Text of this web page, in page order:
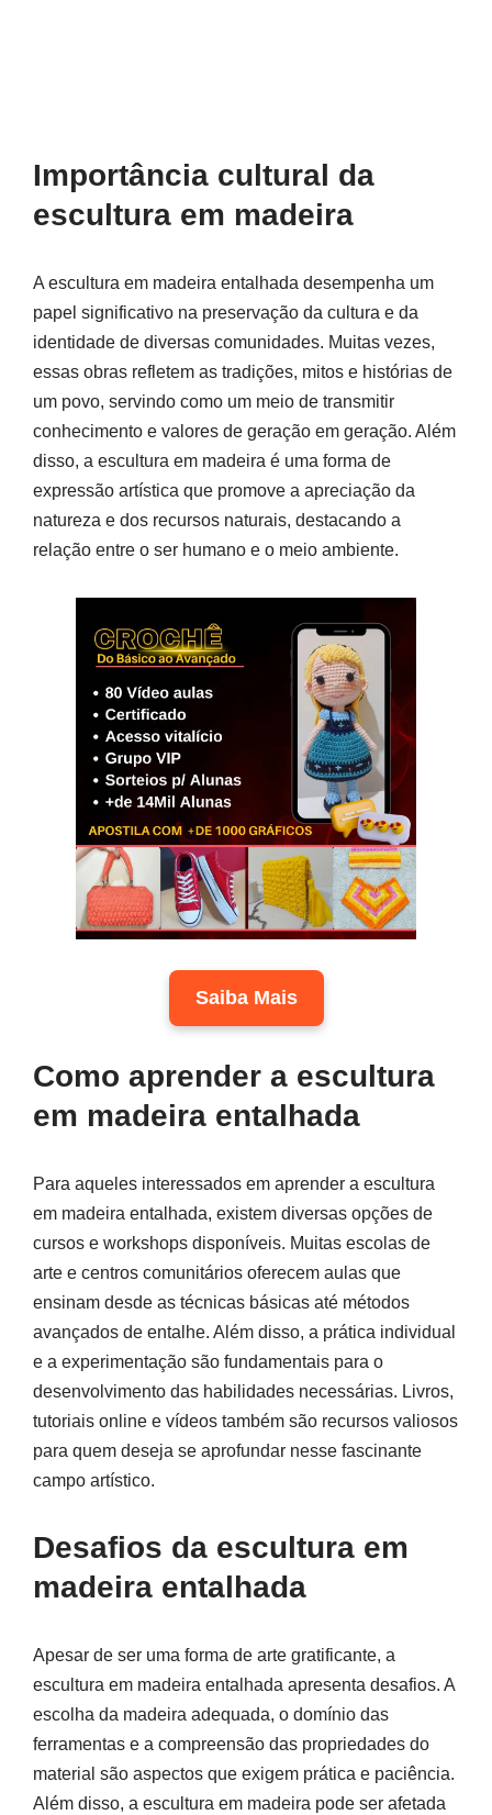
Importância cultural da
escultura em madeira
A escultura em madeira entalhada desempenha um
papel significativo na preservação da cultura e da
identidade de diversas comunidades. Muitas vezes,
essas obras refletem as tradições, mitos e histórias de
um povo, servindo como um meio de transmitir
conhecimento e valores de geração em geração. Além
disso, a escultura em madeira é uma forma de
expressão artística que promove a apreciação da
natureza e dos recursos naturais, destacando a
relação entre o ser humano e o meio ambiente.
Saiba Mais
Como aprender a escultura
em madeira entalhada
Para aqueles interessados em aprender a escultura
em madeira entalhada, existem diversas opções de
cursos e workshops disponíveis. Muitas escolas de
arte e centros comunitários oferecem aulas que
ensinam desde as técnicas básicas até métodos
avançados de entalhe. Além disso, a prática individual
e a experimentação são fundamentais para o
desenvolvimento das habilidades necessárias. Livros,
tutoriais online e vídeos também são recursos valiosos
para quem deseja se aprofundar nesse fascinante
campo artístico.
Desafios da escultura em
madeira entalhada
Apesar de ser uma forma de arte gratificante, a
escultura em madeira entalhada apresenta desafios. A
escolha da madeira adequada, o domínio das
ferramentas e a compreensão das propriedades do
material são aspectos que exigem prática e paciência.
Além disso, a escultura em madeira pode ser afetada